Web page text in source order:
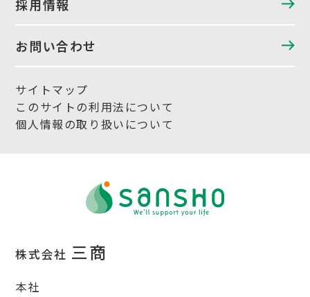
採用情報
お問い合わせ
サイトマップ
このサイトの利用法について
個人情報の取り扱いについて
株式会社 三商
本社